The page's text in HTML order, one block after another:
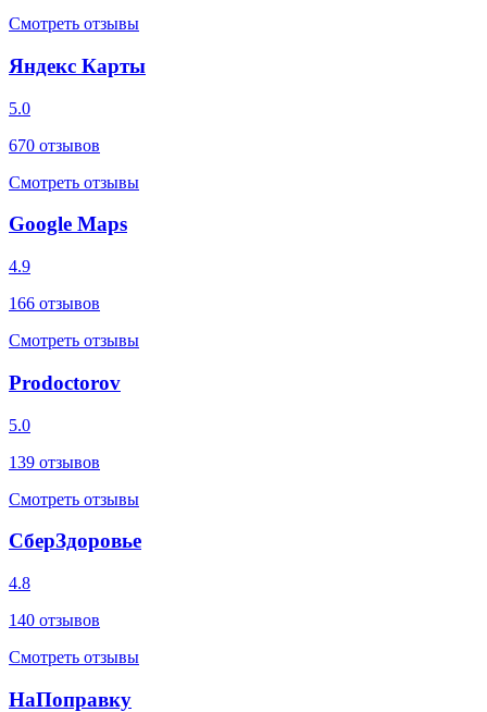
Смотреть отзывы
Яндекс Карты
5.0
670 отзывов
Смотреть отзывы
Google Maps
4.9
166 отзывов
Смотреть отзывы
Prodoctorov
5.0
139 отзывов
Смотреть отзывы
СберЗдоровье
4.8
140 отзывов
Смотреть отзывы
НаПоправку